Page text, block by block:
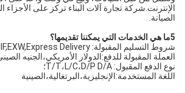
الصيانة.
شروط التسليم المقبولة: FOB,CIF,EXW,Express Delivery
العملة المقبولة للدفع:الدولار الأمريكي،الجنيه الصيني.
نوع الدفع المقبول: T/T،L/C،D/P D/A؛
اللغة المستخدمة:الإنجليزية،البرتغالية،الصينية